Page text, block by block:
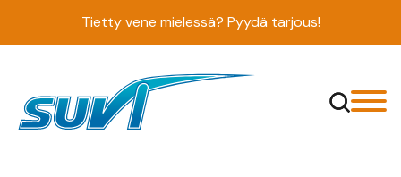
Tietty vene mielessä? Pyydä tarjous!